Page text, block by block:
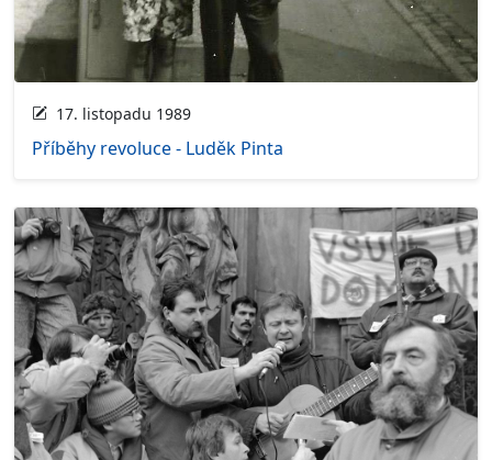
17. listopadu 1989
Příběhy revoluce - Luděk Pinta